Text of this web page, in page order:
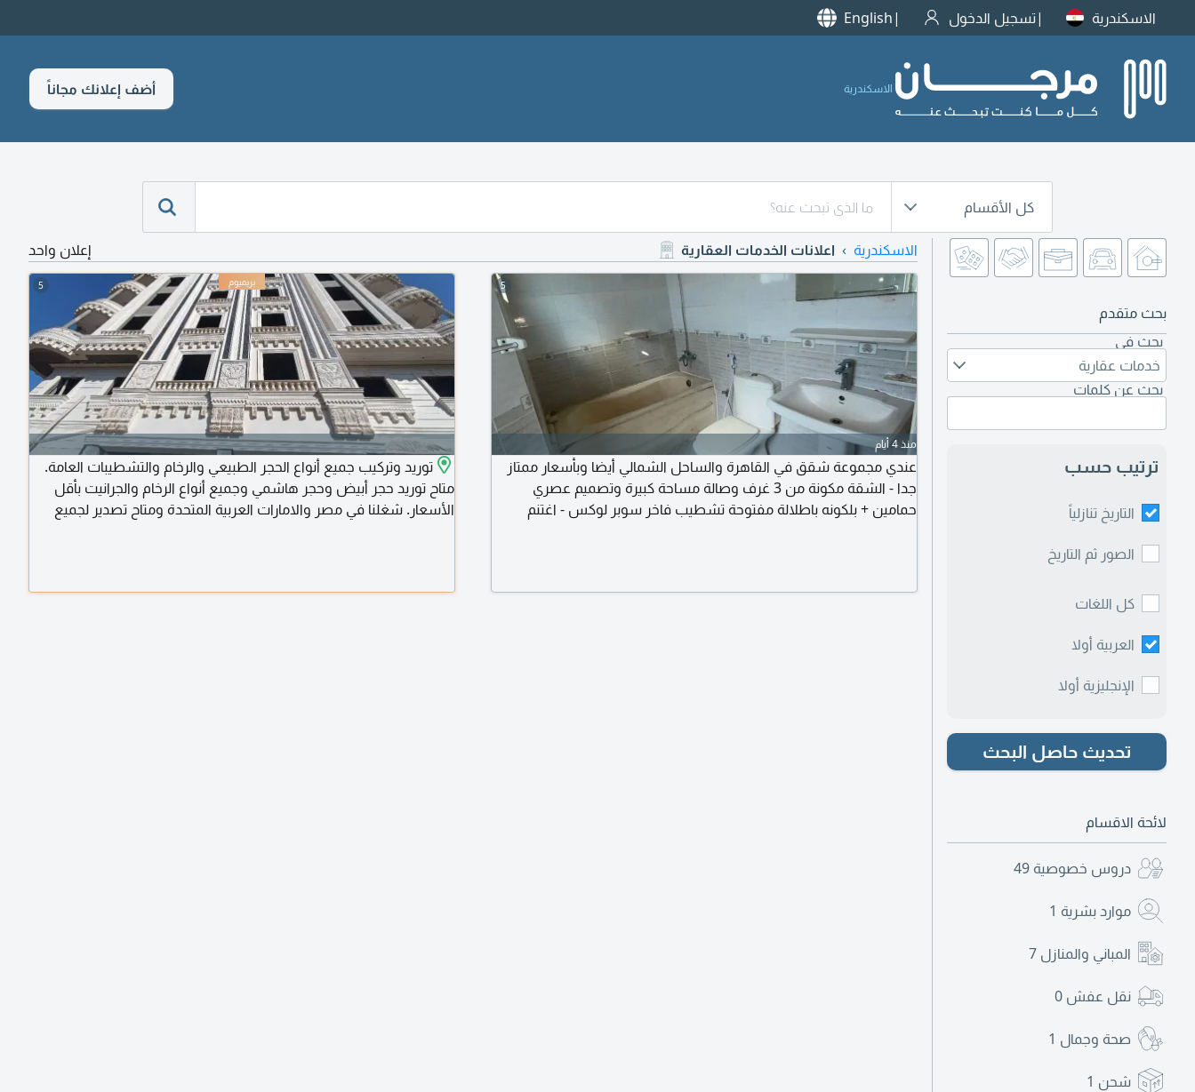
الاسكندرية تسجيل الدخول English
الاسكندرية أضف إعلانك مجاناً
كل الأقسام
بحث متقدم
بحث في
خدمات عقارية
بحث عن كلمات
ترتيب حسب
التاريخ تنازلياً
الصور ثم التاريخ
كل اللغات
العربية أولا
الإنجليزية أولا
تحديث حاصل البحث
لائحة الاقسام
دروس خصوصية 49
موارد بشرية 1
المباني والمنازل 7
نقل عفش 0
صحة وجمال 1
شحن 1
الاسكندرية اعلانات الخدمات العقارية إعلان واحد
5
منذ 4 أيام
عندي مجموعة شقق في القاهرة والساحل الشمالي أيضا وبأسعار ممتاز
جدا - الشقة مكونة من 3 غرف وصالة مساحة كبيرة وتصميم عصري
حمامين + بلكونه باطلالة مفتوحة تشطيب فاخر سوبر لوكس - اغتنم
5
توريد وتركيب جميع أنواع الحجر الطبيعي والرخام والتشطيبات العامة.
متاح توريد حجر أبيض وحجر هاشمي وجميع أنواع الرخام والجرانيت بأقل
الأسعار. شغلنا في مصر والامارات العربية المتحدة ومتاح تصدير لجميع